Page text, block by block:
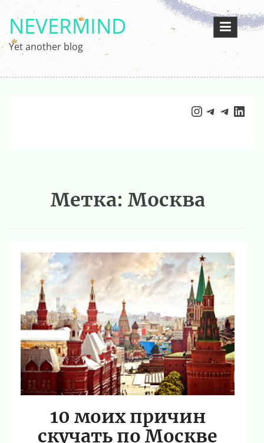
содержимому
NEVERMIND
Yet another blog
Instagram
Telegram
Метка: Москва
10 моих причин
скучать по Москве